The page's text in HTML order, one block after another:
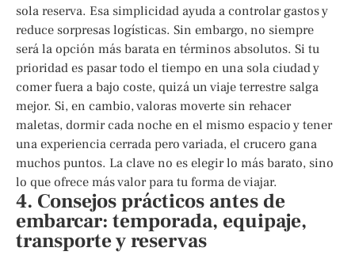
sola reserva. Esa simplicidad ayuda a controlar gastos y
reduce sorpresas logísticas. Sin embargo, no siempre
será la opción más barata en términos absolutos. Si tu
prioridad es pasar todo el tiempo en una sola ciudad y
comer fuera a bajo coste, quizá un viaje terrestre salga
mejor. Si, en cambio, valoras moverte sin rehacer
maletas, dormir cada noche en el mismo espacio y tener
una experiencia cerrada pero variada, el crucero gana
muchos puntos. La clave no es elegir lo más barato, sino
lo que ofrece más valor para tu forma de viajar.
4. Consejos prácticos antes de
embarcar: temporada, equipaje,
transporte y reservas